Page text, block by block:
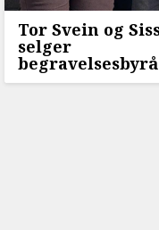
Tor Svein og
selger